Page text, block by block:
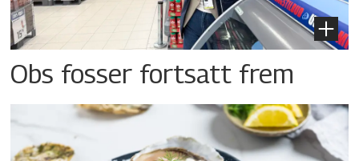
Obs fosser fortsatt frem